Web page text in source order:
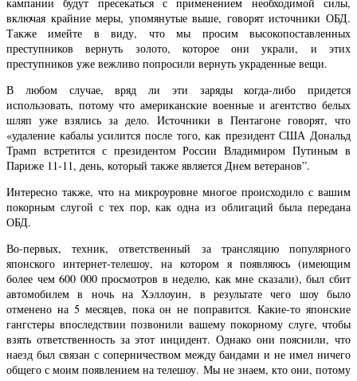
включая крайние меры, упомянутые выше, говорят источники ОБД.
Также имейте в виду, что мы просим высокопоставленных
преступников вернуть золото, которое они украли, и этих
преступников уже вежливо попросили вернуть украденные вещи.
В любом случае, вряд ли эти заряды когда-либо придется
использовать, потому что американские военные и агентство белых
шляп уже взялись за дело. Источники в Пентагоне говорят, что
«удаление кабалы усилится после того, как президент США Дональд
Трамп встретится с президентом России Владимиром Путиным в
Париже 11-11, день, который также является Днем ветеранов”.
Интересно также, что на микроуровне многое происходило с вашим
покорным слугой с тех пор, как одна из облигаций была передана
ОБД.
Во-первых, техник, ответственный за трансляцию популярного
японского интернет-телешоу, на котором я появляюсь (имеющим
более чем 600 000 просмотров в неделю, как мне сказали), был сбит
автомобилем в ночь на Хэллоуин, в результате чего шоу было
отменено на 5 месяцев, пока он не поправится. Какие-то японские
гангстеры впоследствии позвонили вашему покорному слуге, чтобы
взять ответственность за этот инцидент. Однако они пояснили, что
наезд был связан с соперничеством между бандами и не имел ничего
общего с моим появлением на телешоу. Мы не знаем, кто они, потому